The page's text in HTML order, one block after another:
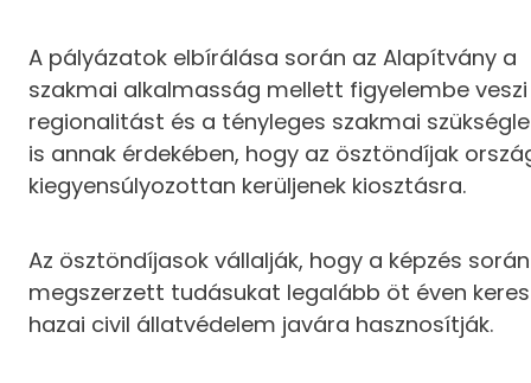
A pályázatok elbírálása során az Alapítvány a
szakmai alkalmasság mellett figyelembe
regionalitást és a tényleges szakmai
is annak érdekében, hogy az ösztöndíjak
kiegyensúlyozottan kerüljenek kiosztásra.
Az ösztöndíjasok vállalják, hogy a képzés során
megszerzett tudásukat legalább öt éven
hazai civil állatvédelem javára hasznosítják.